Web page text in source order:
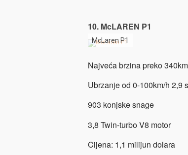
10. McLAREN P1
McLaren P1
Najveća brzina preko
Ubrzanje od 0-100km/h 2,9
903 konjske snage
3,8 Twin-turbo V8 motor
Cijena: 1,1 milijun dolara